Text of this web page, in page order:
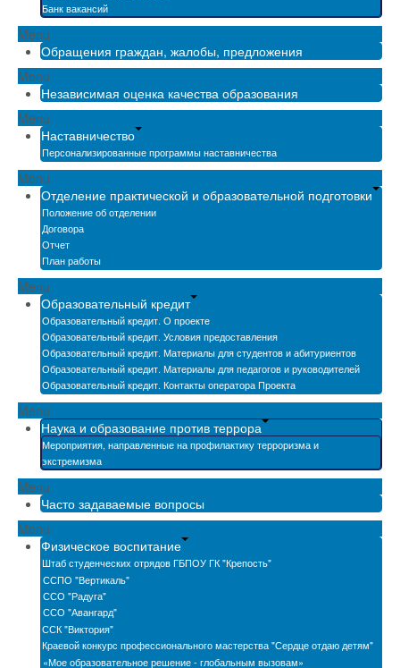
Банк вакансий
Menu
Обращения граждан, жалобы, предложения
Menu
Независимая оценка качества образования
Menu
Наставничество
Персонализированные программы наставничества
Menu
Отделение практической и образовательной подготовки
Положение об отделении
Договора
Отчет
План работы
Menu
Образовательный кредит
Образовательный кредит. О проекте
Образовательный кредит. Условия предоставления
Образовательный кредит. Материалы для студентов и абитуриентов
Образовательный кредит. Материалы для педагогов и руководителей
Образовательный кредит. Контакты оператора Проекта
Menu
Наука и образование против террора
Мероприятия, направленные на профилактику терроризма и
экстремизма
Menu
Часто задаваемые вопросы
Menu
Физическое воспитание
Штаб студенческих отрядов ГБПОУ ГК "Крепость"
ССПО "Вертикаль"
ССО "Радуга"
ССО "Авангард"
ССК "Виктория"
Краевой конкурс профессионального мастерства "Сердце отдаю детям"
«Мое образовательное решение - глобальным вызовам»